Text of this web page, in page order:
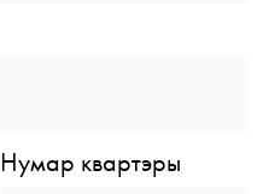
Нумар квартэры